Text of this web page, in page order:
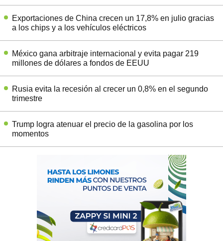
Exportaciones de China crecen un 17,8% en julio gracias
a los chips y a los vehículos eléctricos
México gana arbitraje internacional y evita pagar 219
millones de dólares a fondos de EEUU
Rusia evita la recesión al crecer un 0,8% en el segundo
trimestre
Trump logra atenuar el precio de la gasolina por los
momentos